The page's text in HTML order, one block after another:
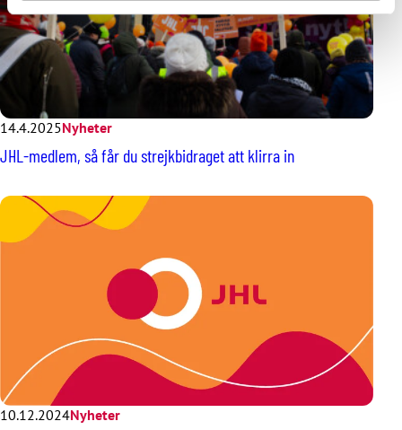
14.4.2025Nyheter
JHL-medlem, så får du strejkbidraget att klirra in
10.12.2024Nyheter